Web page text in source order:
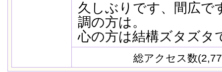
久しぶりです、間広で
調の方は。
心の方は結構ズタズタ
総アクセス数